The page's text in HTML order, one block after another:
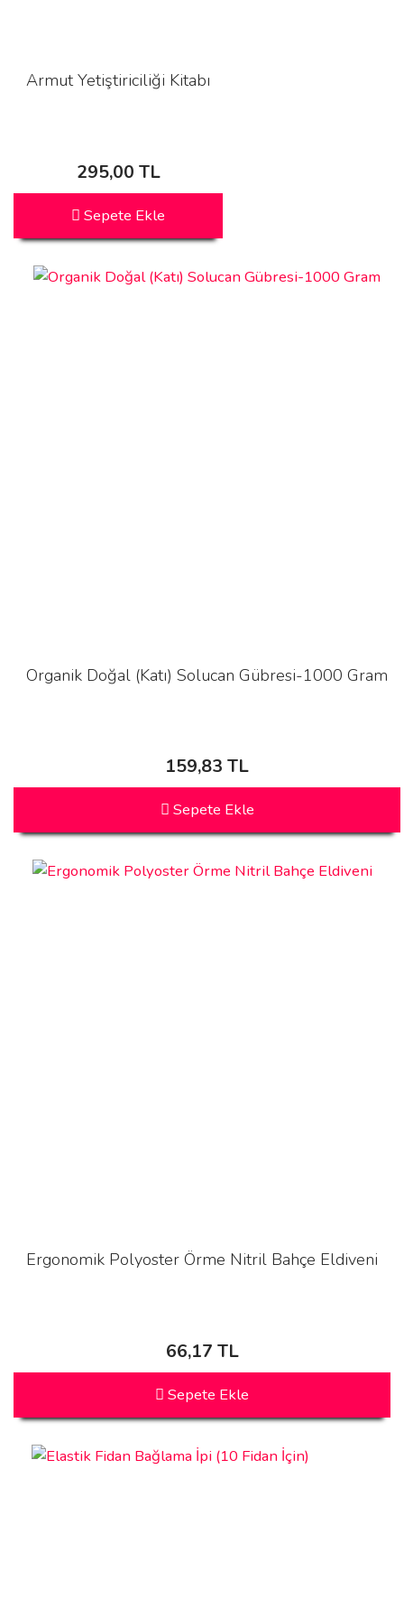
Armut Yetiştiriciliği Kitabı
295,00 TL
Sepete Ekle
Organik Doğal (Katı) Solucan Gübresi-1000 Gram
159,83 TL
Sepete Ekle
Ergonomik Polyoster Örme Nitril Bahçe Eldiveni
66,17 TL
Sepete Ekle